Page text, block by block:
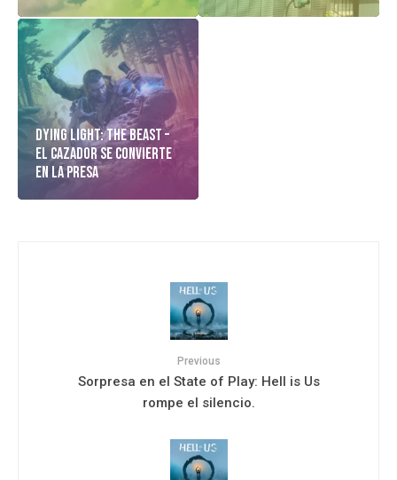
Dying Light: The Beast –
El cazador Se Convierte
En La Presa
Previous
Sorpresa en el State of Play: Hell is Us
rompe el silencio.